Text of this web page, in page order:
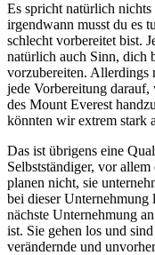
Es spricht natürlich
irgendwann musst du es
schlecht vorbereitet bist.
natürlich auch Sinn, dich
vorzubereiten. Allerdings
jede Vorbereitung
des Mount Everest
könnten wir extrem stark
Das ist übrigens eine
Selbstständiger, vor
planen nicht, sie
bei dieser Unternehmung
nächste Unternehmung
ist. Sie gehen los und
verändernde und